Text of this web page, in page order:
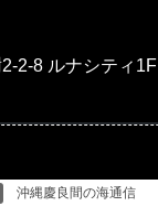
2-8 ルナシティ1F
沖縄慶良間の海通信